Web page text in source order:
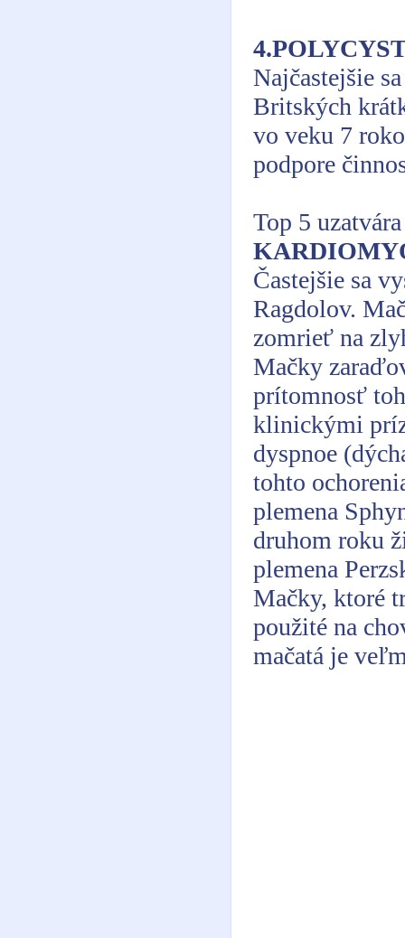
Najčastejšie
Britských
vo veku 7
podpore
Top 5
Častejšie sa
Ragdolov.
zomrieť na
Mačky
prítomnosť
klinickými
dyspnoe
tohto
plemena
druhom roku
plemena
Mačky, ktoré
použité na
mačatá je